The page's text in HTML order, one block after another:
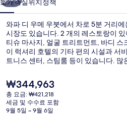
사
진
갤
러
리
소개객실위치정책
와파 디 우메 우붓에서 차로 5분 거리
시장도 있습니다. 2 개의 레스토랑이
티슈 마사지, 얼굴 트리트먼트, 바디
이 럭셔리 호텔의 기타 편의 시설과 서
트니스 센터, 스팀룸 등이 있습니다. 많
현
재
가
격
₩344,963
총 요금: ₩421,218
세금 및 수수료 포함
9월 5일 ~ 9월 6일